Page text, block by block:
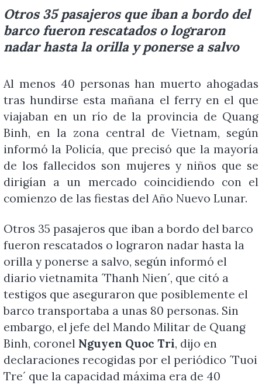
Otros 35 pasajeros que iban a bordo del
barco fueron rescatados o lograron
nadar hasta la orilla y ponerse a salvo
Al menos 40 personas han muerto ahogadas
tras hundirse esta mañana el ferry en el que
viajaban en un río de la provincia de Quang
Binh, en la zona central de Vietnam, según
informó la Policía, que precisó que la mayoría
de los fallecidos son mujeres y niños que se
dirigían a un mercado coincidiendo con el
comienzo de las fiestas del Año Nuevo Lunar.
Otros 35 pasajeros que iban a bordo del barco
fueron rescatados o lograron nadar hasta la
orilla y ponerse a salvo, según informó el
diario vietnamita ´Thanh Nien´, que citó a
testigos que aseguraron que posiblemente el
barco transportaba a unas 80 personas. Sin
embargo, el jefe del Mando Militar de Quang
Binh, coronel Nguyen Quoc Tri, dijo en
declaraciones recogidas por el periódico ´Tuoi
Tre´ que la capacidad máxima era de 40